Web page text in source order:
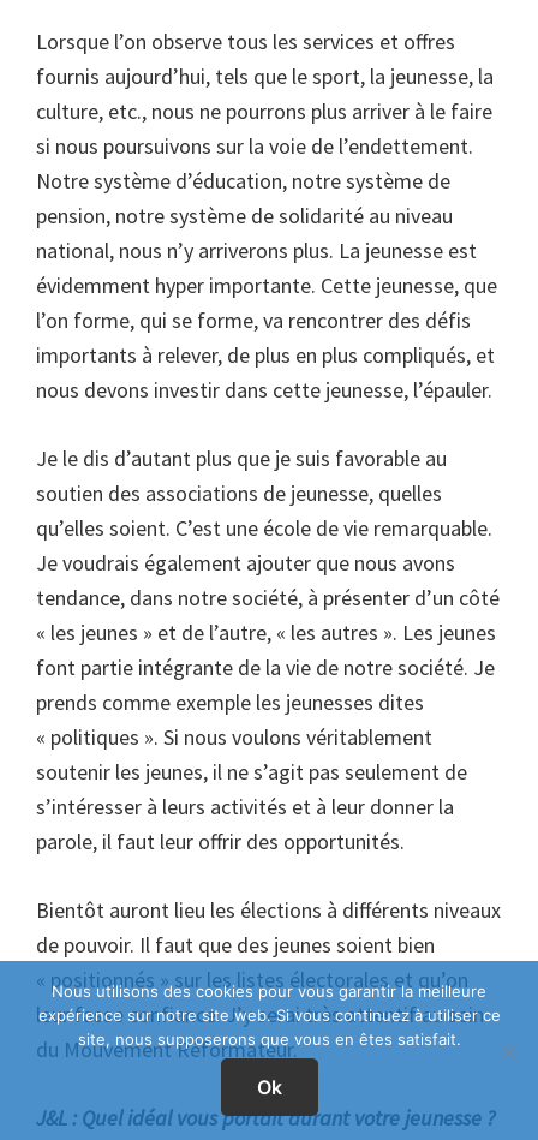
Lorsque l’on observe tous les services et offres
fournis aujourd’hui, tels que le sport, la jeunesse, la
culture, etc., nous ne pourrons plus arriver à le faire
si nous poursuivons sur la voie de l’endettement.
Notre système d’éducation, notre système de
pension, notre système de solidarité au niveau
national, nous n’y arriverons plus. La jeunesse est
évidemment hyper importante. Cette jeunesse, que
l’on forme, qui se forme, va rencontrer des défis
importants à relever, de plus en plus compliqués, et
nous devons investir dans cette jeunesse, l’épauler.
Je le dis d’autant plus que je suis favorable au
soutien des associations de jeunesse, quelles
qu’elles soient. C’est une école de vie remarquable.
Je voudrais également ajouter que nous avons
tendance, dans notre société, à présenter d’un côté
« les jeunes » et de l’autre, « les autres ». Les jeunes
font partie intégrante de la vie de notre société. Je
prends comme exemple les jeunesses dites
« politiques ». Si nous voulons véritablement
soutenir les jeunes, il ne s’agit pas seulement de
s’intéresser à leurs activités et à leur donner la
parole, il faut leur offrir des opportunités.
Bientôt auront lieu les élections à différents niveaux
de pouvoir. Il faut que des jeunes soient bien
« positionnés » sur les listes électorales et qu’on
leur fasse confiance. J’y serai très attentif au sein
du Mouvement Réformateur.
J&L : Quel idéal vous portait durant votre jeunesse ?
Nous utilisons des cookies pour vous garantir la meilleure
expérience sur notre site web. Si vous continuez à utiliser ce
site, nous supposerons que vous en êtes satisfait.
Ok